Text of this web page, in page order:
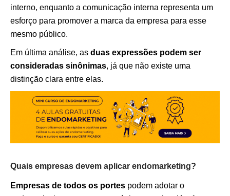
interno, enquanto a comunicação interna representa um
esforço para promover a marca da empresa para esse
mesmo público.
Em última análise, as duas expressões podem ser
consideradas sinônimas, já que não existe uma
distinção clara entre elas.
Quais empresas devem aplicar endomarketing?
Empresas de todos os portes podem adotar o